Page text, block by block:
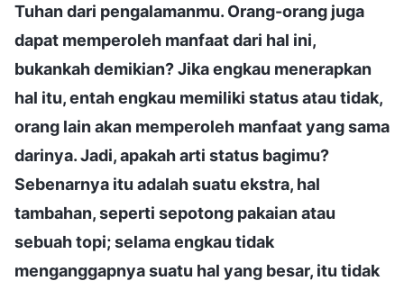
Tuhan dari pengalamanmu. Orang-orang juga
dapat memperoleh manfaat dari hal ini,
bukankah demikian? Jika engkau menerapkan
hal itu, entah engkau memiliki status atau tidak,
orang lain akan memperoleh manfaat yang sama
darinya. Jadi, apakah arti status bagimu?
Sebenarnya itu adalah suatu ekstra, hal
tambahan, seperti sepotong pakaian atau
sebuah topi; selama engkau tidak
menganggapnya suatu hal yang besar, itu tidak